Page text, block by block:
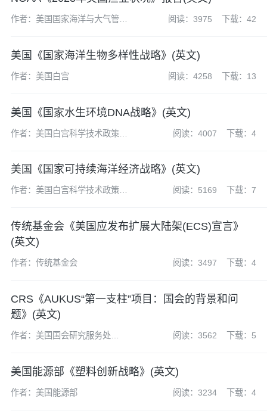
作者：美国国家海洋与大气管理
阅读：3975 下载：42
美国《国家海洋生物多样性战略》(英文)
作者：美国白宫 阅读：4258 下载：13
美国《国家水生环境DNA战略》(英文)
作者：美国白宫科学技术政策办
阅读：4007 下载：4
美国《国家可持续海洋经济战略》(英文)
作者：美国白宫科学技术政策办
阅读：5169 下载：7
传统基金会《美国应发布扩展大陆架(ECS)宣言》
(英文)
作者：传统基金会 阅读：3497 下载：4
CRS《AUKUS“第一支柱”项目：国会的背景和问
题》(英文)
作者：美国国会研究服务处
阅读：3562 下载：5
美国能源部《塑料创新战略》(英文)
作者：美国能源部 阅读：3234 下载：4